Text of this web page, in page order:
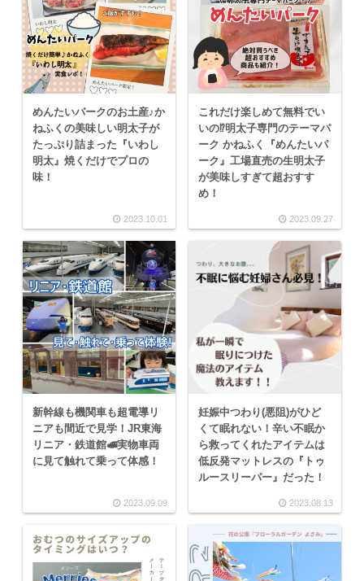
めんたいパークのお土産♪か
ねふくの美味しい明太子が
たっぷり詰まった『いわし
明太』焼くだけでプロの
味！
2023.10.01
これだけ楽しめて無料でい
いの⁉明太子専門のテーマパ
ーク かねふく『めんたいパ
ーク』工場直売の生明太子
が美味しすぎて超おすす
め！
2023.09.27
新幹線も機関車も超電導リ
ニアも間近で見学！JR東海
リニア・鉄道館🚅実物車両
に見て触れて乗って体感！
2023.09.09
妊娠中つわり(悪阻)がひど
くて眠れない！辛い不眠か
ら救ってくれたアイテムは
低反発マットレスの『トゥ
ルースリーパー』だった！
2023.08.13